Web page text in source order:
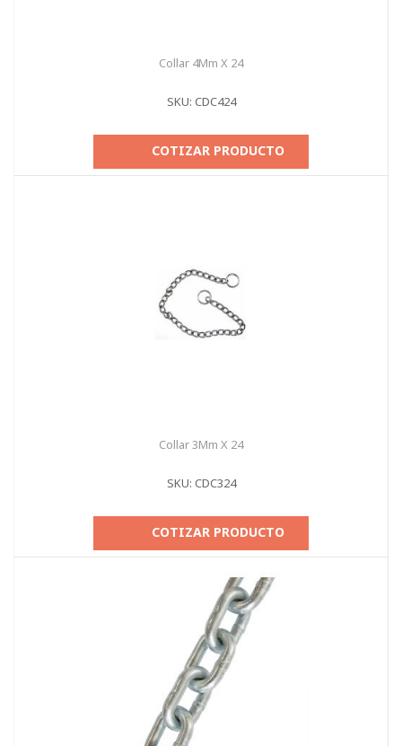
Collar 4Mm X 24
SKU: CDC424
COTIZAR PRODUCTO
Collar 3Mm X 24
SKU: CDC324
COTIZAR PRODUCTO